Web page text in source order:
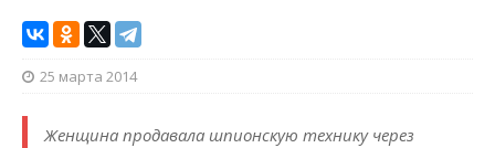
25 марта 2014
Женщина продавала шпионскую технику через